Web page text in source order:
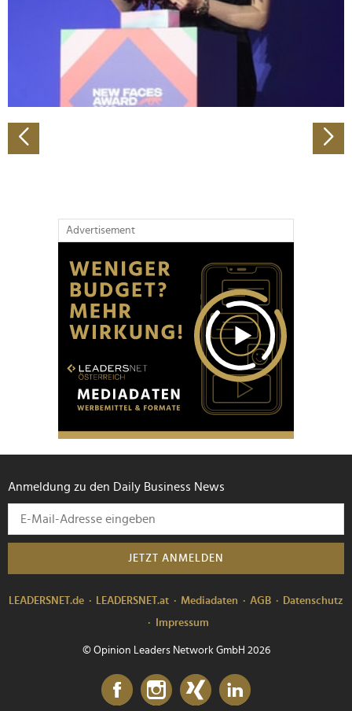
Wir verwenden Cookies, um Inhalte und Anzeigen zu
personalisieren, Funktionen für soziale Medien anbieten
zu können und die Zugriffe auf unsere Website zu
analysieren. Außerdem geben wir Informationen zu Ihrer
Verwendung unserer Website an unsere Partner für
soziale Medien, Werbung und Analysen weiter. Unsere
Partner führen diese Informationen möglicherweise mit
weiteren Daten zusammen, die Sie ihnen bereitgestellt
Advertisement
Anmeldung zu den Daily Business News
JETZT ANMELDEN
LEADERSNET.de LEADERSNET.at Mediadaten AGB
Datenschutz
Impressum
© Opinion Leaders Network GmbH 2026